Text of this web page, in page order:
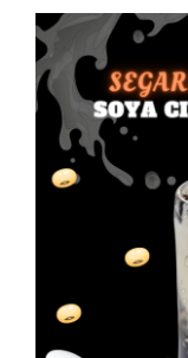
News
Business